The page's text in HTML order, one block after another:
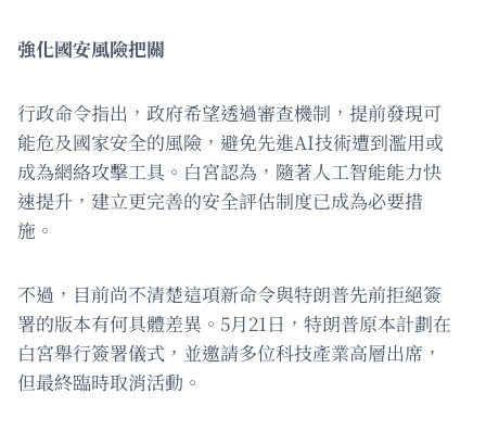
強化國安風險把關
行政命令指出，政府希望透過審查機制，提前發現可
能危及國家安全的風險，避免先進AI技術遭到濫用或
成為網絡攻擊工具。白宮認為，隨著人工智能能力快
速提升，建立更完善的安全評估制度已成為必要措
施。
不過，目前尚不清楚這項新命令與特朗普先前拒絕簽
署的版本有何具體差異。5月21日，特朗普原本計劃在
白宮舉行簽署儀式，並邀請多位科技產業高層出席，
但最終臨時取消活動。